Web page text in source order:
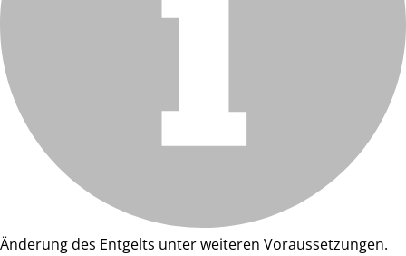
Änderung des Entgelts unter weiteren Voraussetzungen.